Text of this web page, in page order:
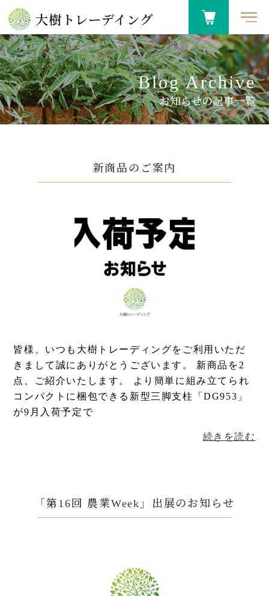
大樹トレーデイング
Blog Archive
お知らせの記事一覧
新商品のご案内
皆様、いつも大樹トレーディングをご利用いただ
きまして誠にありがとうございます。 新商品を2
点、ご紹介いたします。 より簡単に組み立てられ
コンパクトに梱包できる新型三脚支柱「DG953」
が9月入荷予定で
続きを読む
「第16回 農業Week」出展のお知らせ